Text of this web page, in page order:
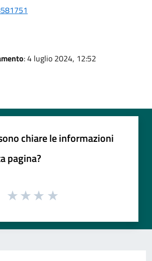
: 4 luglio 2024, 12:52
chiare le informazioni
pagina?